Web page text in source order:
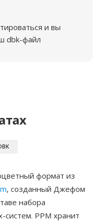
и вы
dbk-файл
формат из
, созданный Джефом
набора
систем. PPM хранит